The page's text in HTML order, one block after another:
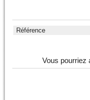
Référence
Vous pourriez